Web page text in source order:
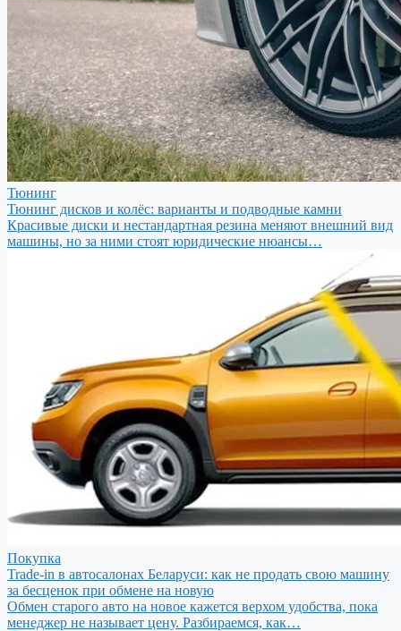
Тюнинг
Тюнинг дисков и колёс: варианты и подводные камни
Красивые диски и нестандартная резина меняют внешний вид
машины, но за ними стоят юридические нюансы…
Покупка
Trade-in в автосалонах Беларуси: как не продать свою машину
за бесценок при обмене на новую
Обмен старого авто на новое кажется верхом удобства, пока
менеджер не называет цену. Разбираемся, как…